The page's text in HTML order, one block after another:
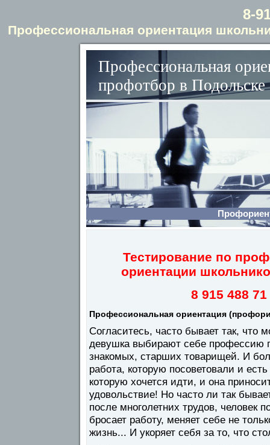
8-
Профессиональная ориентация
Профессиональная
профотбор в Подольске
Тестирование по
ориентации
8 915 488
Профессиональная ориентация
Согласитесь, часто бывает так, что
девушка выбирают себе профессию
знакомых, старших товарищей. И
работа, которую посоветовали и
которую хочется идти, и она
удовольствие! Но часто ли так
после многолетних трудов,
бросает работу, меняет себе не
жизнь... И укоряет себя за то, что